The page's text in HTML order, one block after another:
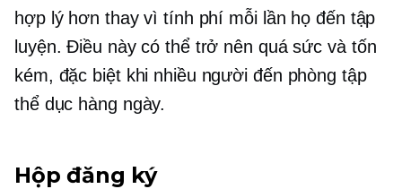
hợp lý hơn thay vì tính phí mỗi lần họ đến tập
luyện. Điều này có thể trở nên quá sức và tốn
kém, đặc biệt khi nhiều người đến phòng tập
thể dục hàng ngày.
Hộp đăng ký